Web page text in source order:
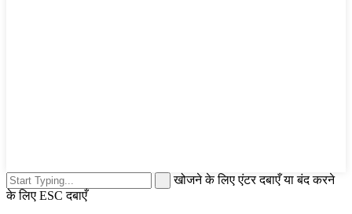
खोजने के लिए एंटर दबाएँ या बंद करने
के लिए ESC दबाएँ